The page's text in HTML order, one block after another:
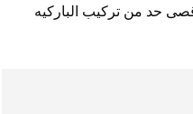
حد من تركيب الباركيه